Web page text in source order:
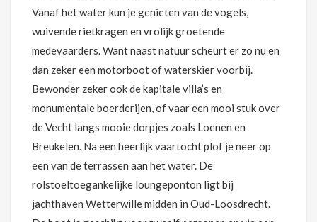
Vanaf het water kun je genieten van de vogels,
wuivende rietkragen en vrolijk groetende
medevaarders. Want naast natuur scheurt er zo nu en
dan zeker een motorboot of waterskier voorbij.
Bewonder zeker ook de kapitale villa’s en
monumentale boerderijen, of vaar een mooi stuk over
de Vecht langs mooie dorpjes zoals Loenen en
Breukelen. Na een heerlijk vaartocht plof je neer op
een van de terrassen aan het water. De
rolstoeltoegankelijke loungeponton ligt bij
jachthaven Wetterwille midden in Oud-Loosdrecht.